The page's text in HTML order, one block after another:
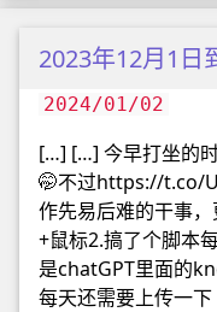
2023年12月1日
2024/01/02
[…] […] 今早打坐的
🤭不过https://t.co/
作先易后难的干事
+鼠标2.搞了个脚本
是chatGPT里面的
每天还需要上传一